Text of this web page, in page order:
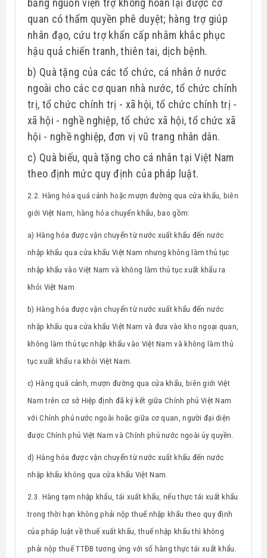
bằng nguồn viện trợ không hoàn lại được cơ
quan có thẩm quyền phê duyệt; hàng trợ giúp
nhân đạo, cứu trợ khẩn cấp nhằm khắc phục
hậu quả chiến tranh, thiên tai, dịch bệnh.
b) Quà tặng của các tổ chức, cá nhân ở nước
ngoài cho các cơ quan nhà nước, tổ chức chính
trị, tổ chức chính trị - xã hội, tổ chức chính trị -
xã hội - nghề nghiệp, tổ chức xã hội, tổ chức xã
hội - nghề nghiệp, đơn vị vũ trang nhân dân.
c) Quà biếu, quà tặng cho cá nhân tại Việt Nam
theo định mức quy định của pháp luật.
2.2. Hàng hóa quá cảnh hoặc mượn đường qua cửa khẩu, biên
giới Việt Nam, hàng hóa chuyển khẩu, bao gồm:
a) Hàng hóa được vận chuyển từ nước xuất khẩu đến nước
nhập khẩu qua cửa khẩu Việt Nam nhưng không làm thủ tục
nhập khẩu vào Việt Nam và không làm thủ tục xuất khẩu ra
khỏi Việt Nam.
b) Hàng hóa được vận chuyển từ nước xuất khẩu đến nước
nhập khẩu qua cửa khẩu Việt Nam và đưa vào kho ngoại quan,
không làm thủ tục nhập khẩu vào Việt Nam và không làm thủ
tục xuất khẩu ra khỏi Việt Nam.
c) Hàng quá cảnh, mượn đường qua cửa khẩu, biên giới Việt
Nam trên cơ sở Hiệp định đã ký kết giữa Chính phủ Việt Nam
với Chính phủ nước ngoài hoặc giữa cơ quan, người đại diện
được Chính phủ Việt Nam và Chính phủ nước ngoài ủy quyền.
d) Hàng hóa được vận chuyển từ nước xuất khẩu đến nước
nhập khẩu không qua cửa khẩu Việt Nam.
2.3. Hàng tạm nhập khẩu, tái xuất khẩu, nếu thực tái xuất khẩu
trong thời hạn không phải nộp thuế nhập khẩu theo quy định
của pháp luật về thuế xuất khẩu, thuế nhập khẩu thì không
phải nộp thuế TTĐB tương ứng với số hàng thực tái xuất khẩu.